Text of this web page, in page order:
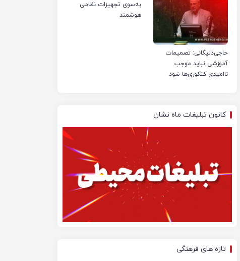
حاجی‌دلیگانی: تصمیمات
آموزشی نباید موجب
ناامیدی کنکوری‌ها شود
به‌سوی تجهیزات نظامی
هوشمند
کانون تبلیغات ماه نشان
تازه های فرهنگی